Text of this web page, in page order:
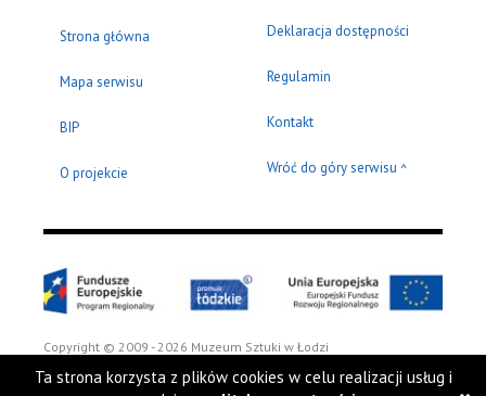
Strona główna
Mapa serwisu
BIP
O projekcie
Deklaracja dostępności
Regulamin
Kontakt
Wróć do góry serwisu ^
Copyright © 2009 - 2026 Muzeum Sztuki w Łodzi
Ta strona korzysta z plików cookies w celu realizacji usług i